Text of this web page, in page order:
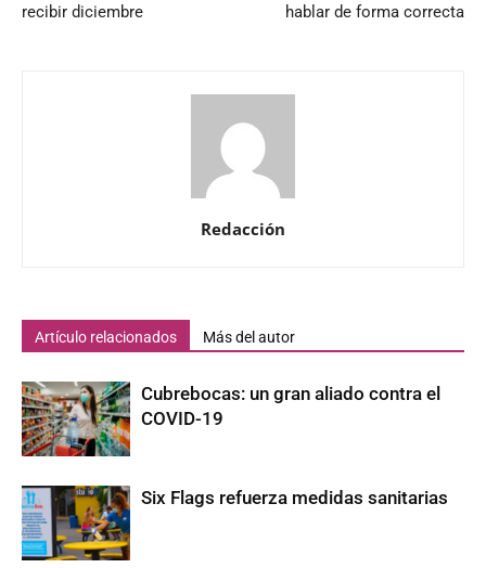
recibir diciembre
hablar de forma correcta
Redacción
Artículo relacionados Más del autor
Cubrebocas: un gran aliado contra el
COVID-19
Six Flags refuerza medidas sanitarias